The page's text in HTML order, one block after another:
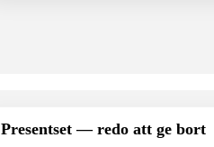
Presentset — redo att ge bort